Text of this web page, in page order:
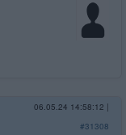
06.05.24 14:58:12 |
#31308